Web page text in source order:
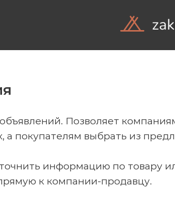
объявлений. Позволяет
а покупателям выбрать из
информацию по товару
к компании-продавцу.